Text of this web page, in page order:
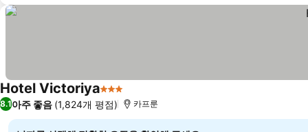
Hotel Victoriya3 성급
8.1아주 좋음 (1,824개 평점) 카프룬